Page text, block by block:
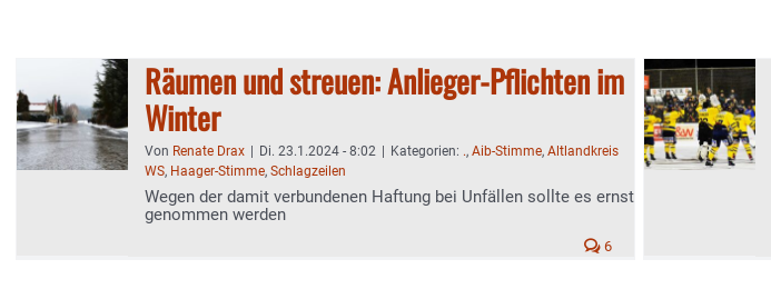
Räumen und streuen: Anlieger-Pflichten im
Winter
Von Renate Drax Di. 23.1.2024 - 8:02 Kategorien: ., Aib-Stimme, Altlandkreis
WS, Haager-Stimme, Schlagzeilen
Wegen der damit verbundenen Haftung bei Unfällen sollte es ernst
genommen werden
6